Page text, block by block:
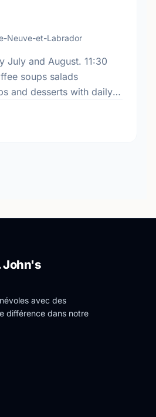
Neuve-et-Labrador
July and August. 11:30
soups salads
and desserts with daily
John's
avec des
différence dans notre